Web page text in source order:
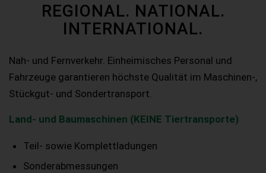
REGIONAL. NATIONAL.
INTERNATIONAL.
Nah- und Fernverkehr. Einheimisches Personal und
Fahrzeuge garantieren höchste Qualität im Maschinen-,
Stückgut- und Sondertransport.
Land- und Baumaschinen (KEINE Tiertransporte)
Teil- sowie Komplettladungen
Sonderabmessungen